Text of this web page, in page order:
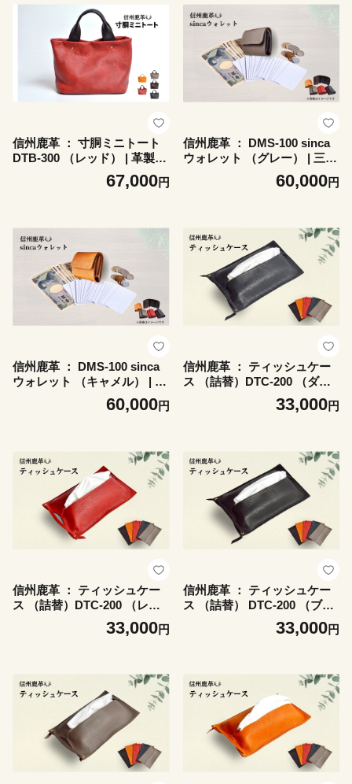
信州鹿革 ： 寸胴ミニトート
DTB-300 （レッド） | 革製
日本製 鹿革 トートバッグ レ
ザーバッグ 千曲市 長野県産
67,000円
信州鹿革 ： DMS-100 sinca
ウォレット （グレー） | 三つ
折り財布 財布 カードケース
小銭入れ レザー 革製品 千曲
60,000円
信州鹿革 ： DMS-100 sinca
ウォレット （キャメル） | 三
つ折り財布 財布 カードケー
ス 小銭入れ レザー 革製品 千
60,000円
信州鹿革 ： ティッシュケー
ス （詰替）DTC-200 （ダー
クブラウン） | 革製 日本製
33,000円
信州鹿革 ： ティッシュケー
ス （詰替）DTC-200 （レッ
ド） | 革製 日本製 鹿革 レザ
ーケース 千曲市 長野県産 信
33,000円
信州鹿革 ： ティッシュケー
ス （詰替） DTC-200 （ブラ
ック） | 革製 日本製 鹿革 レ
ザーケース 千曲市 長野県産
33,000円